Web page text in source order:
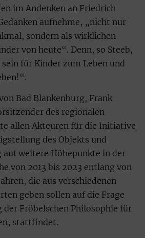
im Andenken an Friedrich
aufnehme, „nicht nur
sondern als wirklichen
von heute“. Denn, so Steeb,
für Kinder zum Leben und
Bad Blankenburg, Frank
des regionalen
allen Akteuren für die Initiative
des Objekts und
weitere Höhepunkte in der
von 2013 bis 2023 entlang von
die aus verschiedenen
geben sollen auf die Frage
der Fröbelschen Philosophie für
stattfindet.